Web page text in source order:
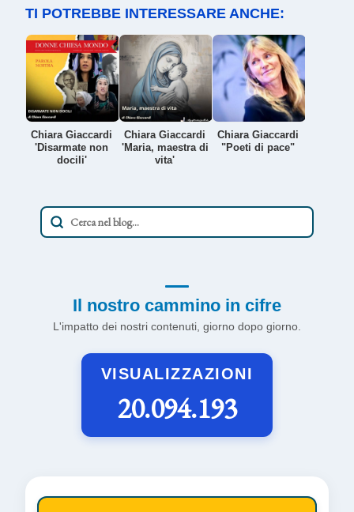
TI POTREBBE INTERESSARE ANCHE:
Chiara Giaccardi
'Disarmate non
docili'
Chiara Giaccardi
'Maria, maestra di
vita'
Chiara Giaccardi
"Poeti di pace"
Il nostro cammino in cifre
L'impatto dei nostri contenuti, giorno dopo giorno.
VISUALIZZAZIONI
20.094.193